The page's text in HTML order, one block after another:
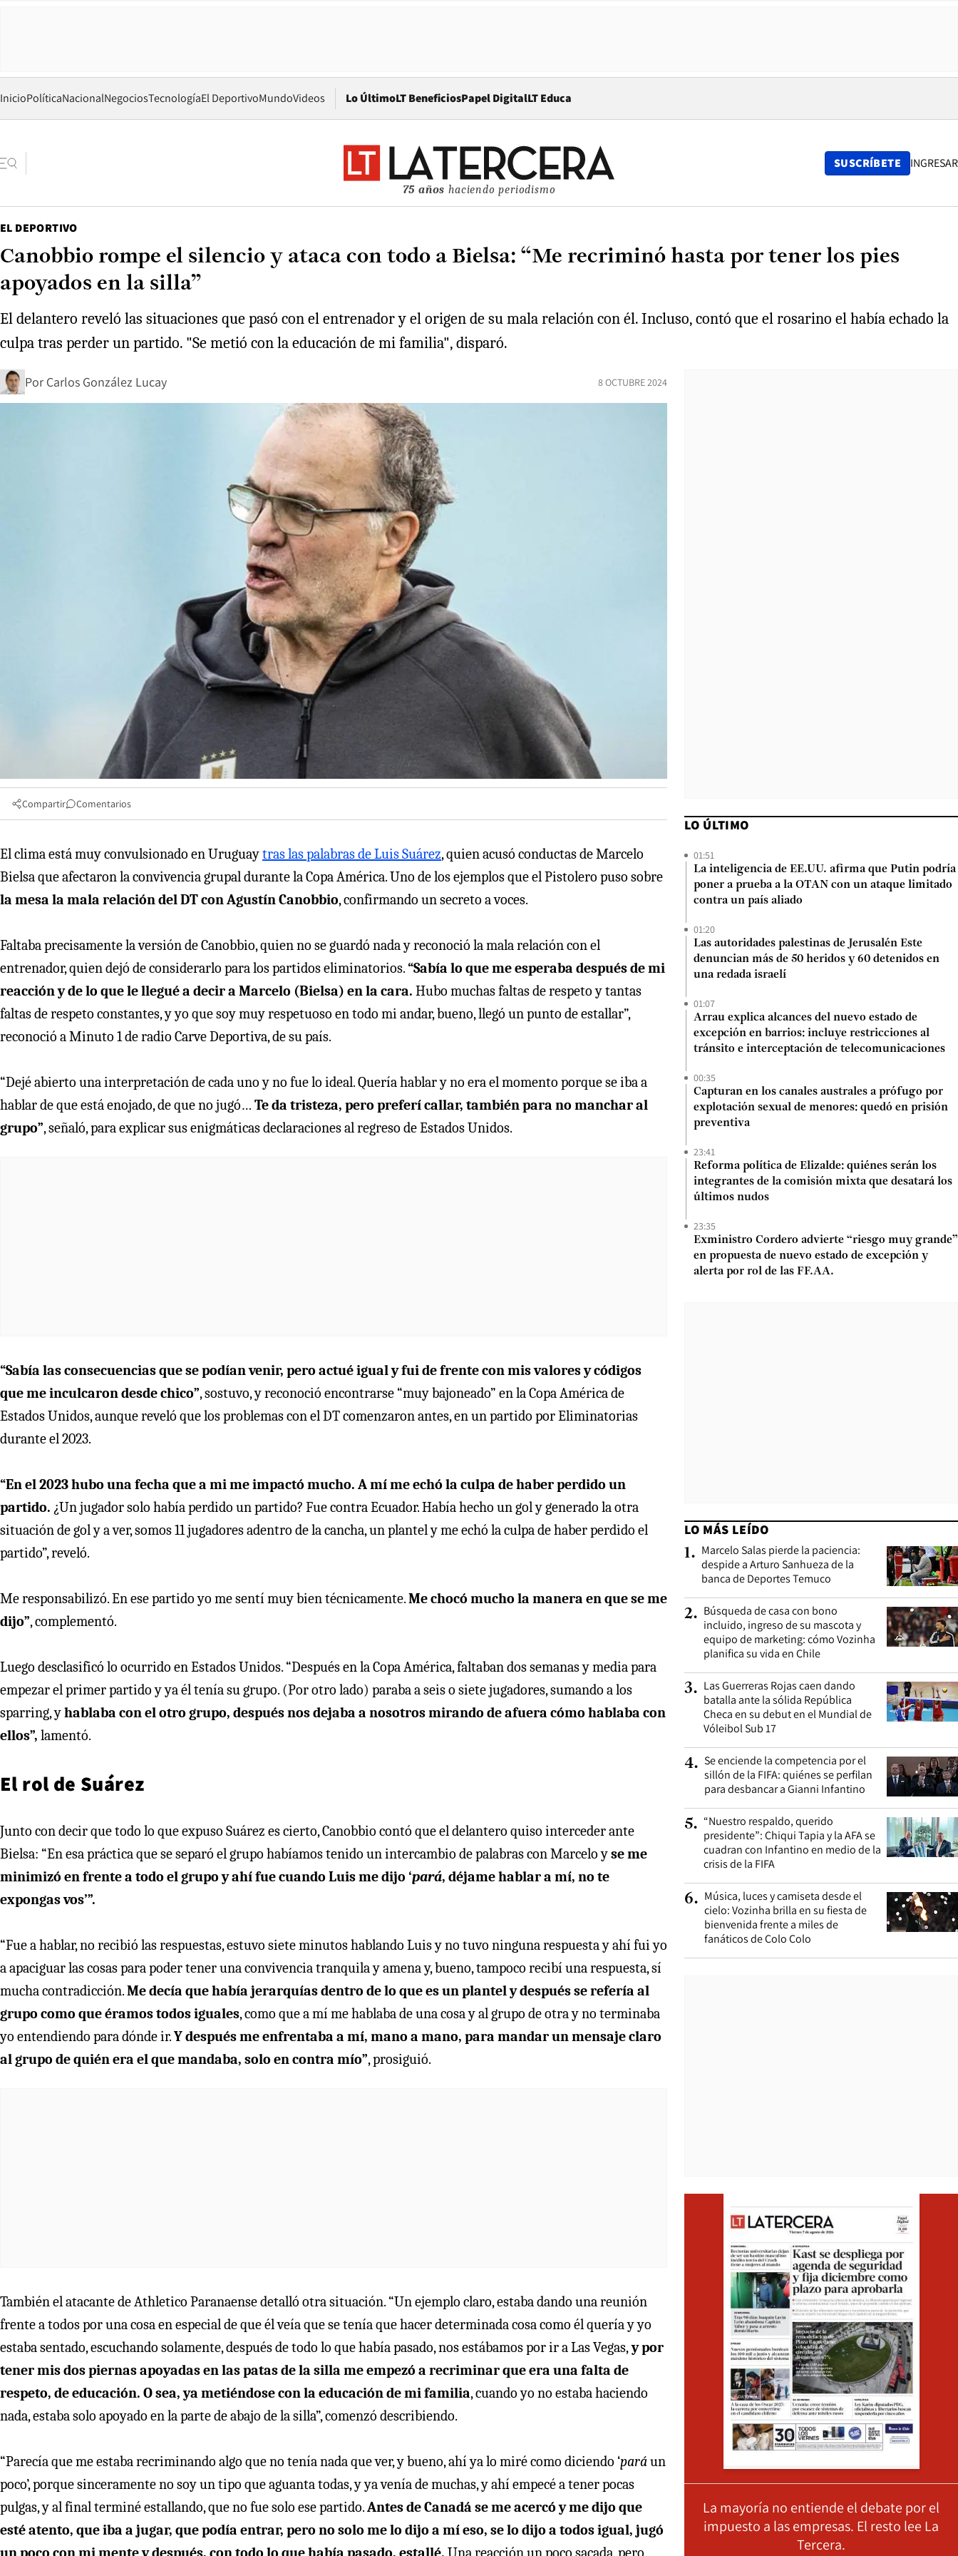
InicioPolíticaNacionalNegociosTecnologíaEl DeportivoMundoVideos Lo ÚltimoLT BeneficiosPapel DigitalOpens in new window
LT Educa
75 años haciendo periodismo
SUSCRÍBETE INGRESAR
EL DEPORTIVO
Canobbio rompe el silencio y ataca con todo a Bielsa: “Me recriminó hasta por tener los pies
apoyados en la silla”
El delantero reveló las situaciones que pasó con el entrenador y el origen de su mala relación con él. Incluso, contó que el rosarino el había echado la
culpa tras perder un partido. "Se metió con la educación de mi familia", disparó.
Por Carlos González Lucay 8 OCTUBRE 2024
Compartir Comentarios
El clima está muy convulsionado en Uruguaytras las palabras de Luis Suárez, quien acusó conductas de Marcelo
Bielsa que afectaron la convivencia grupal durante la Copa América. Uno de los ejemplos que el Pistolero puso sobre
la mesa la mala relación del DT con Agustín Canobbio, confirmando un secreto a voces.
Faltaba precisamente la versión de Canobbio, quien no se guardó nada y reconoció la mala relación con el
entrenador, quien dejó de considerarlo para los partidos eliminatorios.“Sabía lo que me esperaba después de mi
reacción y de lo que le llegué a decir a Marcelo (Bielsa) en la cara. Hubo muchas faltas de respeto y tantas
faltas de respeto constantes, y yo que soy muy respetuoso en todo mi andar, bueno, llegó un punto de estallar”,
reconoció a Minuto 1 de radio Carve Deportiva, de su país.
“Dejé abierto una interpretación de cada uno y no fue lo ideal. Quería hablar y no era el momento porque se iba a
hablar de que está enojado, de que no jugó… Te da tristeza, pero preferí callar, también para no manchar al
grupo”, señaló, para explicar sus enigmáticas declaraciones al regreso de Estados Unidos.
“Sabía las consecuencias que se podían venir, pero actué igual y fui de frente con mis valores y códigos
que me inculcaron desde chico”, sostuvo, y reconoció encontrarse “muy bajoneado” en la Copa América de
Estados Unidos, aunque reveló que los problemas con el DT comenzaron antes, en un partido por Eliminatorias
durante el 2023.
“En el 2023 hubo una fecha que a mi me impactó mucho. A mí me echó la culpa de haber perdido un
partido. ¿Un jugador solo había perdido un partido? Fue contra Ecuador. Había hecho un gol y generado la otra
situación de gol y a ver, somos 11 jugadores adentro de la cancha, un plantel y me echó la culpa de haber perdido el
partido”, reveló.
Me responsabilizó. En ese partido yo me sentí muy bien técnicamente.Me chocó mucho la manera en que se me
dijo”, complementó.
Luego desclasificó lo ocurrido en Estados Unidos. “Después en la Copa América, faltaban dos semanas y media para
empezar el primer partido y ya él tenía su grupo. (Por otro lado) paraba a seis o siete jugadores, sumando a los
sparring, yhablaba con el otro grupo, después nos dejaba a nosotros mirando de afuera cómo hablaba con
ellos”, lamentó.
El rol de Suárez
Junto con decir que todo lo que expuso Suárez es cierto, Canobbio contó que el delantero quiso interceder ante
Bielsa: “En esa práctica que se separó el grupo habíamos tenido un intercambio de palabras con Marcelo yse me
minimizó en frente a todo el grupo y ahí fue cuando Luis me dijo ‘pará, déjame hablar a mí, no te
expongas vos’”.
“Fue a hablar, no recibió las respuestas, estuvo siete minutos hablando Luis y no tuvo ninguna respuesta y ahí fui yo
a apaciguar las cosas para poder tener una convivencia tranquila y amena y, bueno, tampoco recibí una respuesta, sí
mucha contradicción.Me decía que había jerarquías dentro de lo que es un plantel y después se refería al
grupo como que éramos todos iguales, como que a mí me hablaba de una cosa y al grupo de otra y no terminaba
yo entendiendo para dónde ir.Y después me enfrentaba a mí, mano a mano, para mandar un mensaje claro
al grupo de quién era el que mandaba, solo en contra mío”, prosiguió.
También el atacante de Athletico Paranaense detalló otra situación. “Un ejemplo claro, estaba dando una reunión
frente a todos por una cosa en especial de que él veía que se tenía que hacer determinada cosa como él quería y yo
estaba sentado, escuchando solamente, después de todo lo que había pasado, nos estábamos por ir a Las Vegas,y por
tener mis dos piernas apoyadas en las patas de la silla me empezó a recriminar que era una falta de
respeto, de educación. O sea, ya metiéndose con la educación de mi familia, cuando yo no estaba haciendo
nada, estaba solo apoyado en la parte de abajo de la silla”, comenzó describiendo.
“Parecía que me estaba recriminando algo que no tenía nada que ver, y bueno, ahí ya lo miré como diciendo ‘paráun
poco’, porque sinceramente no soy un tipo que aguanta todas, y ya venía de muchas, y ahí empecé a tener pocas
pulgas, y al final terminé estallando, que no fue solo ese partido.Antes de Canadá se me acercó y me dijo que
esté atento, que iba a jugar, que podía entrar, pero no solo me lo dijo a mí eso, se lo dijo a todos igual, jugó
un poco con mi mente y después, con todo lo que había pasado, estallé. Una reacción un poco sacada, pero
LO ÚLTIMO
01:51
La inteligencia de EE.UU. afirma que Putin podría
poner a prueba a la OTAN con un ataque limitado
contra un país aliado
01:20
Las autoridades palestinas de Jerusalén Este
denuncian más de 50 heridos y 60 detenidos en
una redada israelí
01:07
Arrau explica alcances del nuevo estado de
excepción en barrios: incluye restricciones al
tránsito e interceptación de telecomunicaciones
00:35
Capturan en los canales australes a prófugo por
explotación sexual de menores: quedó en prisión
preventiva
23:41
Reforma política de Elizalde: quiénes serán los
integrantes de la comisión mixta que desatará los
últimos nudos
23:35
Exministro Cordero advierte “riesgo muy grande”
en propuesta de nuevo estado de excepción y
alerta por rol de las FF.AA.
LO MÁS LEÍDO
1. Marcelo Salas pierde la paciencia:
despide a Arturo Sanhueza de la
banca de Deportes Temuco
2. Búsqueda de casa con bono
incluido, ingreso de su mascota y
equipo de marketing: cómo Vozinha
planifica su vida en Chile
3. Las Guerreras Rojas caen dando
batalla ante la sólida República
Checa en su debut en el Mundial de
Vóleibol Sub 17
4. Se enciende la competencia por el
sillón de la FIFA: quiénes se perfilan
para desbancar a Gianni Infantino
5. “Nuestro respaldo, querido
presidente”: Chiqui Tapia y la AFA se
cuadran con Infantino en medio de la
crisis de la FIFA
6. Música, luces y camiseta desde el
cielo: Vozinha brilla en su fiesta de
bienvenida frente a miles de
fanáticos de Colo Colo
La mayoría no entiende el debate por el
impuesto a las empresas. El resto lee La
Tercera.